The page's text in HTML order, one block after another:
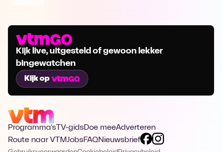
Kijk live, uitgesteld of gewoon lekker
bingewatchen
Kijk op
Programma's TV-gidsDoe meeAdverteren
Route naar VTMJobsFAQNieuwsbrief